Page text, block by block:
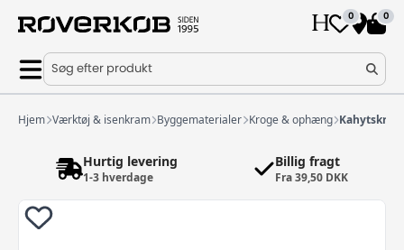
0 0
Søg efter produkt
Hjem Værktøj & isenkram Byggematerialer Kroge & ophæng Kahytskrog
Hurtig levering
1-3 hverdage
Billig fragt
Fra 39,50 DKK